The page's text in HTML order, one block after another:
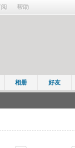
帮助
相册 好友